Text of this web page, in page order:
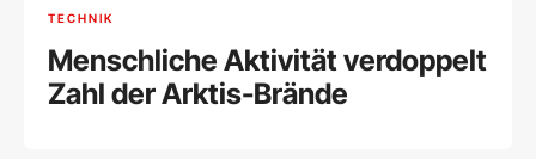
TECHNIK
Menschliche Aktivität verdoppelt
Zahl der Arktis-Brände